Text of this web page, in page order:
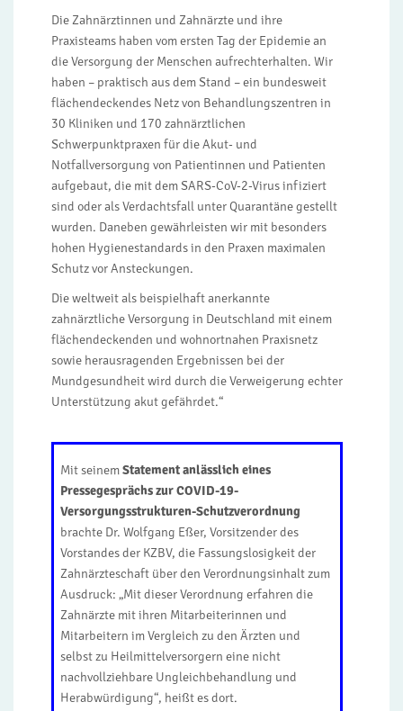
Die Zahnärztinnen und Zahnärzte und ihre
Praxisteams haben vom ersten Tag der Epidemie an
die Versorgung der Menschen aufrechterhalten. Wir
haben – praktisch aus dem Stand – ein bundesweit
flächendeckendes Netz von Behandlungszentren in
30 Kliniken und 170 zahnärztlichen
Schwerpunktpraxen für die Akut- und
Notfallversorgung von Patientinnen und Patienten
aufgebaut, die mit dem SARS-CoV-2-Virus infiziert
sind oder als Verdachtsfall unter Quarantäne gestellt
wurden. Daneben gewährleisten wir mit besonders
hohen Hygienestandards in den Praxen maximalen
Schutz vor Ansteckungen.
Die weltweit als beispielhaft anerkannte
zahnärztliche Versorgung in Deutschland mit einem
flächendeckenden und wohnortnahen Praxisnetz
sowie herausragenden Ergebnissen bei der
Mundgesundheit wird durch die Verweigerung echter
Unterstützung akut gefährdet.“
Mit seinemStatement anlässlich eines
Pressegesprächs zur COVID-19-
Versorgungsstrukturen-Schutzverordnung
brachte Dr. Wolfgang Eßer, Vorsitzender des
Vorstandes der KZBV, die Fassungslosigkeit der
Zahnärzteschaft über den Verordnungsinhalt zum
Ausdruck: „Mit dieser Verordnung erfahren die
Zahnärzte mit ihren Mitarbeiterinnen und
Mitarbeitern im Vergleich zu den Ärzten und
selbst zu Heilmittelversorgern eine nicht
nachvollziehbare Ungleichbehandlung und
Herabwürdigung“, heißt es dort.